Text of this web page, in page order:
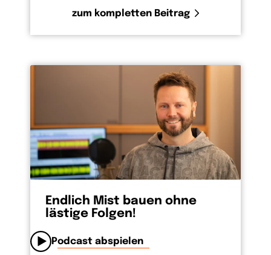
zum kompletten Beitrag
Endlich Mist bauen ohne
lästige Folgen!
Podcast abspielen